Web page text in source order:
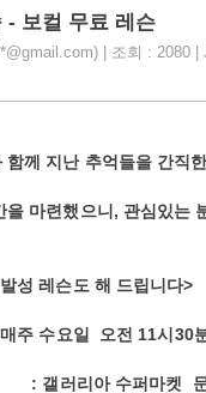
- 보컬 무료 레슨
| 조회 : 2080 |
함께 지난 추억들을 간직
을 마련했으니 , 관심있는
발성 레슨도 해 드립니다>
매주 수요일 오전 11시 30
갤러리아 수퍼마켓